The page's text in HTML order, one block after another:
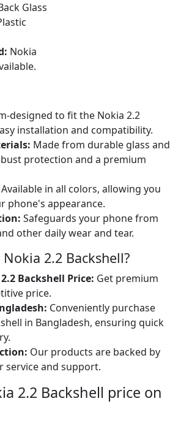
Glass
Nokia
designed to fit the Nokia 2.2
installation and compatibility.
Made from durable glass and
protection and a premium
Available in all colors, allowing you
phone's appearance.
Safeguards your phone from
other daily wear and tear.
2.2 Backshell?
Backshell Price: Get premium
price.
Conveniently purchase
in Bangladesh, ensuring quick
Our products are backed by
service and support.
2.2 Backshell price on